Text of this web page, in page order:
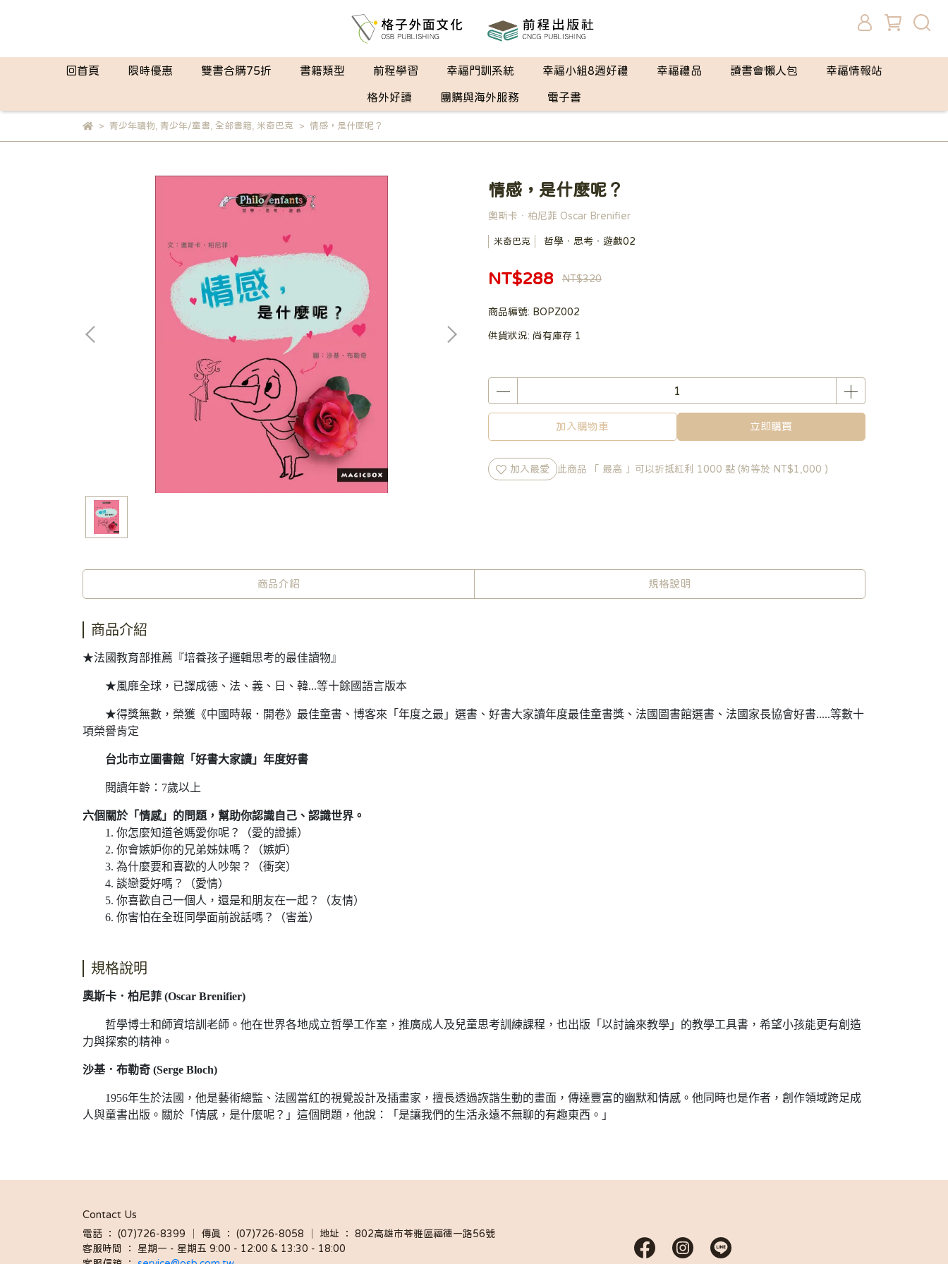
回首頁 限時優惠 雙書合購75折 書籍類型 前程學習 幸福門訓系統 幸福小組8週好禮 幸福禮品 讀書會懶人包 幸福情報站
格外好讀 團購與海外服務 電子書
青少年讀物 青少年/童書, 全部書籍, 米奇巴克 情感，是什麼呢？
情感，是什麼呢？
奧斯卡‧柏尼菲 Oscar Brenifier
米奇巴克 哲學‧思考‧遊戲02
NT$288 NT$320
商品編號: BOPZ002
供貨狀況: 尚有庫存 1
加入購物車 立即購買
加入最愛 此商品 「 最高 」可以折抵紅利 1000 點 (約等於 NT$1,000 )
商品介紹 規格說明
商品介紹
★法國教育部推薦『培養孩子邏輯思考的最佳讀物』
★風靡全球，已譯成德、法、義、日、韓...等十餘國語言版本
★得獎無數，榮獲《中國時報．開卷》最佳童書、博客來「年度之最」選書、好書大家讀年度最佳童書獎、法國圖書館選書、法國家長協會好書.....等數十
項榮譽肯定
台北市立圖書館「好書大家讀」年度好書
閱讀年齡：7歲以上
六個關於「情感」的問題，幫助你認識自己、認識世界。
1. 你怎麼知道爸媽愛你呢？（愛的證據）
2. 你會嫉妒你的兄弟姊妹嗎？（嫉妒）
3. 為什麼要和喜歡的人吵架？（衝突）
4. 談戀愛好嗎？（愛情）
5. 你喜歡自己一個人，還是和朋友在一起？（友情）
6. 你害怕在全班同學面前說話嗎？（害羞）
規格說明
奧斯卡．柏尼菲 (Oscar Brenifier)
哲學博士和師資培訓老師。他在世界各地成立哲學工作室，推廣成人及兒童思考訓練課程，也出版「以討論來教學」的教學工具書，希望小孩能更有創造
力與探索的精神。
沙基．布勒奇 (Serge Bloch)
1956年生於法國，他是藝術總監、法國當紅的視覺設計及插畫家，擅長透過詼諧生動的畫面，傳達豐富的幽默和情感。他同時也是作者，創作領域跨足成
人與童書出版。關於「情感，是什麼呢？」這個問題，他說：「是讓我們的生活永遠不無聊的有趣東西。」
Contact Us
電話 ： (07)726-8399 │ 傳真 ： (07)726-8058 │ 地址 ： 802高雄市苓雅區福德一路56號
客服時間 ： 星期一 - 星期五 9:00 - 12:00 & 13:30 - 18:00